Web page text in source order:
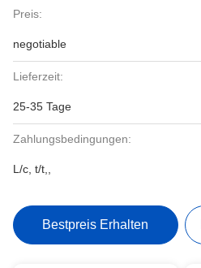
Preis:
negotiable
Lieferzeit:
25-35 Tage
Zahlungsbedingungen:
L/c, t/t,,
Bestpreis Erhalten